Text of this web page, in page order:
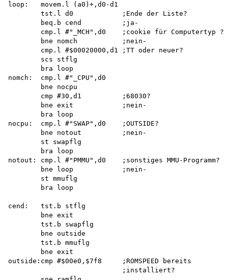
loop:   movem.l (a0)+,d0-d1
        tst.l d0            ;Ende der Liste?
        beq.b cend          ;ja-
        cmp.l #"_MCH",d0    ;cookie für Computertyp ?
        bne nomch           ;nein-
        cmp.l #$00020000,d1 ;TT oder neuer?
        scs stflg
        bra loop
nomch:  cmp.l #"_CPU",d0
        bne nocpu
        cmp #30,d1          ;68030?
        bne exit            ;nein-
        bra loop
nocpu:  cmp.l #"SWAP",d0    ;OUTSIDE?
        bne notout          ;nein-
        st swapflg
        bra loop
notout: cmp.l #"PMMU",d0    ;sonstiges MMU-Programm?
        bne loop            ;nein-
        st mmuflg
        bra loop
cend:   tst.b stflg
        bne exit
        tst.b swapflg
        bne outside
        tst.b mmuflg
        bne exit
outside:cmp #$00e0,$7f8     ;ROMSPEED bereits
                            ;installiert?